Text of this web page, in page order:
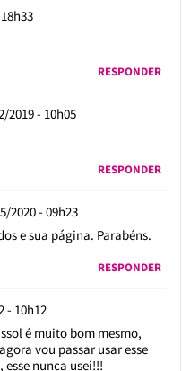
RESPONDER
2019 - 10h05
RESPONDER
2020 - 09h23
e sua página. Parabéns.
RESPONDER
- 10h12
é muito bom mesmo,
vou passar usar esse
nunca usei!!!